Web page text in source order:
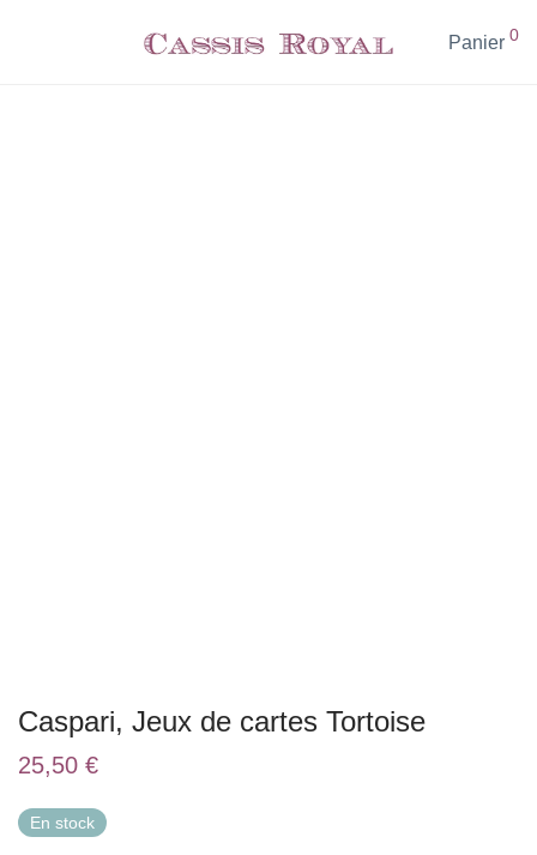
Panier 0
Caspari, Jeux de cartes Tortoise
25,50 €
En stock